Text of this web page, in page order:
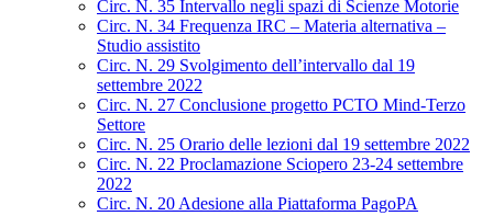
Circ. N. 35 Intervallo negli spazi di Scienze Motorie
Circ. N. 34 Frequenza IRC – Materia alternativa –
Studio assistito
Circ. N. 29 Svolgimento dell’intervallo dal 19
settembre 2022
Circ. N. 27 Conclusione progetto PCTO Mind-Terzo
Settore
Circ. N. 25 Orario delle lezioni dal 19 settembre 2022
Circ. N. 22 Proclamazione Sciopero 23-24 settembre
2022
Circ. N. 20 Adesione alla Piattaforma PagoPA